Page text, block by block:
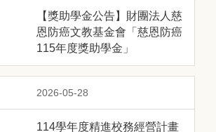
【獎助學金公告】財團法人慈
恩防癌文教基金會「慈恩防癌
115年度獎助學金」
2026-05-28
114學年度精進校務經營計畫